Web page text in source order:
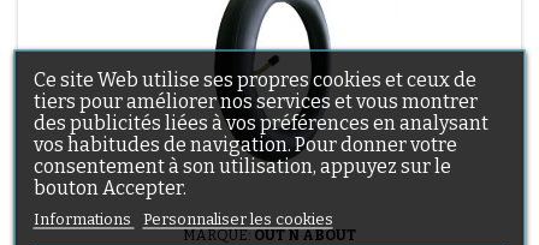
MARQUE:OUT N ABOUT
Ce site Web utilise ses propres cookies et ceux de
tiers pour améliorer nos services et vous montrer
des publicités liées à vos préférences en analysant
vos habitudes de navigation. Pour donner votre
consentement à son utilisation, appuyez sur le
bouton Accepter.
Informations Personnaliser les cookies